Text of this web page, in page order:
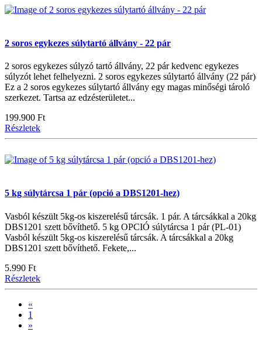
2 soros egykezes súlytartó állvány - 22 pár
2 soros egykezes súlyzó tartó állvány, 22 pár kedvenc egykezes
súlyzót lehet felhelyezni. 2 soros egykezes súlytartó állvány (22 pár)
Ez a 2 soros egykezes súlytartó állvány egy magas minőségi tároló
szerkezet. Tartsa az edzésterületet...
199.900 Ft
Részletek
5 kg súlytárcsa 1 pár (opció a DBS1201-hez)
Vasból készült 5kg-os kiszerelésű tárcsák. 1 pár. A tárcsákkal a 20kg
DBS1201 szett bővíthető. 5 kg OPCIÓ súlytárcsa 1 pár (PL-01)
Vasból készült 5kg-os kiszerelésű tárcsák. A tárcsákkal a 20kg
DBS1201 szett bővíthető. Fekete,...
5.990 Ft
Részletek
«
1
»